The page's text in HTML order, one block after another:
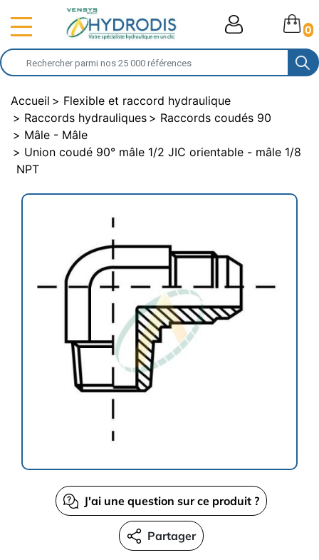
0
Accueil
Flexible et raccord hydraulique
Raccords hydrauliques
Raccords coudés 90
Mâle - Mâle
Union coudé 90° mâle 1/2 JIC orientable - mâle 1/8
NPT
J'ai une question sur ce produit ?
Partager